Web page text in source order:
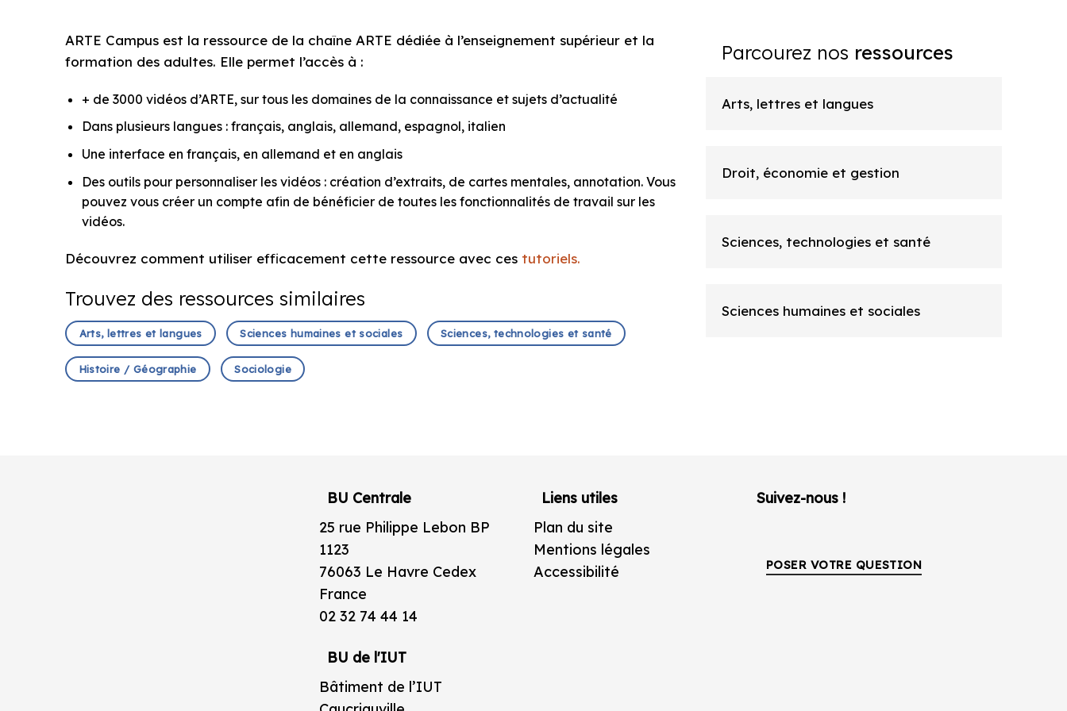
ARTE Campus est la ressource de la chaîne ARTE dédiée à l’enseignement supérieur et la
formation des adultes. Elle permet l’accès à :
+ de 3000 vidéos d’ARTE, sur tous les domaines de la connaissance et sujets d’actualité
Dans plusieurs langues : français, anglais, allemand, espagnol, italien
Une interface en français, en allemand et en anglais
Des outils pour personnaliser les vidéos : création d’extraits, de cartes mentales, annotation. Vous
pouvez vous créer un compte afin de bénéficier de toutes les fonctionnalités de travail sur les
vidéos.
Découvrez comment utiliser efficacement cette ressource avec ces tutoriels.
Trouvez des ressources similaires
Arts, lettres et langues Sciences humaines et sociales Sciences, technologies et santé
Histoire / Géographie Sociologie
Parcourez nos ressources
Arts, lettres et langues
Droit, économie et gestion
Sciences, technologies et santé
Sciences humaines et sociales
BU Centrale
25 rue Philippe Lebon BP
1123
76063 Le Havre Cedex
France
02 32 74 44 14
BU de l'IUT
Bâtiment de l’IUT
Liens utiles
Plan du site
Mentions légales
Accessibilité
Suivez-nous !
POSER VOTRE QUESTION